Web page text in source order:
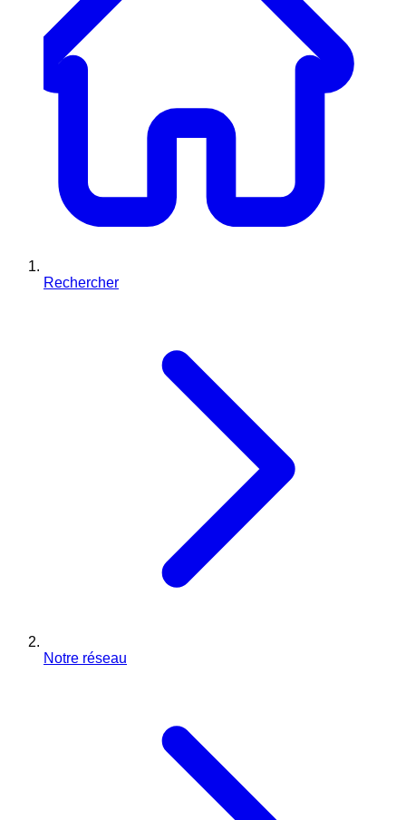
Rechercher
Notre réseau